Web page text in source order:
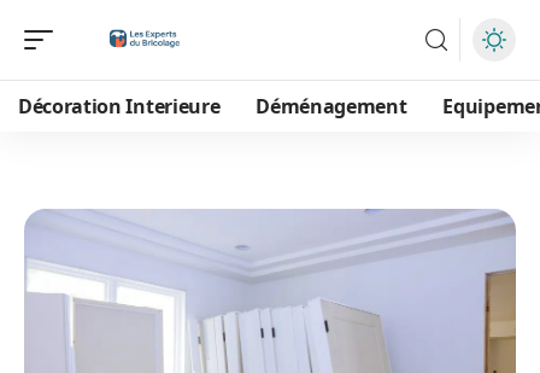
Décoration Interieure Déménagement